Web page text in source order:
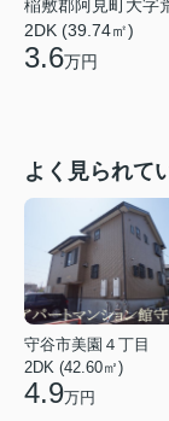
稲敷郡阿見町大字
2DK (39.74㎡)
3.6万円
よく見られて
守谷市美園４丁目
2DK (42.60㎡)
4.9万円